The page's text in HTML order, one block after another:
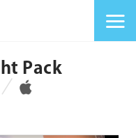
Pack
対応OS